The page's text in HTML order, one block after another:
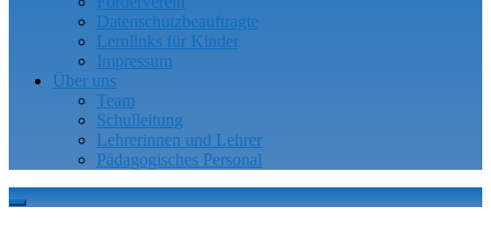
Datenschutzbeauftragte
Lernlinks für Kinder
Impressum
Über uns
Team
Schulleitung
Lehrerinnen und Lehrer
Pädagogisches Personal